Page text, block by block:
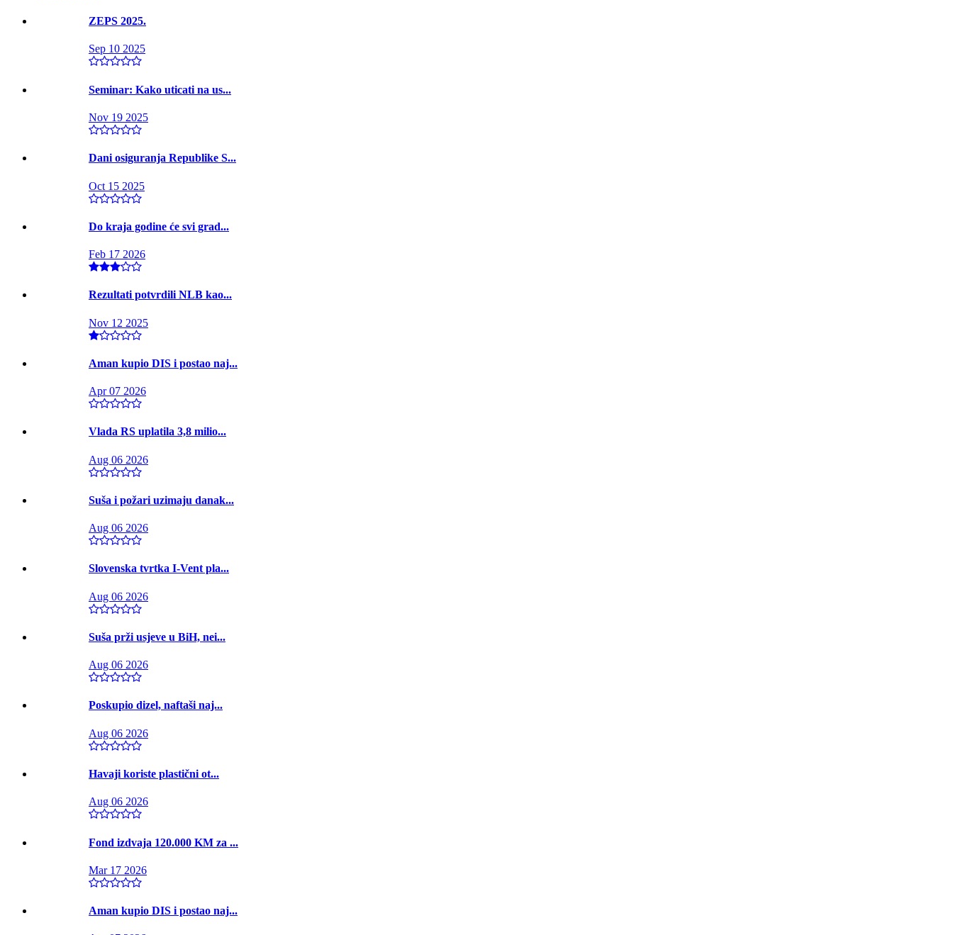
ZEPS 2025.
Sep 10 2025
Seminar: Kako uticati na us...
Nov 19 2025
Dani osiguranja Republike S...
Oct 15 2025
Do kraja godine će svi grad...
Feb 17 2026
Rezultati potvrdili NLB kao...
Nov 12 2025
Aman kupio DIS i postao naj...
Apr 07 2026
Vlada RS uplatila 3,8 milio...
Aug 06 2026
Suša i požari uzimaju danak...
Aug 06 2026
Slovenska tvrtka I-Vent pla...
Aug 06 2026
Suša prži usjeve u BiH, nei...
Aug 06 2026
Poskupio dizel, naftaši naj...
Aug 06 2026
Havaji koriste plastični ot...
Aug 06 2026
Fond izdvaja 120.000 KM za ...
Mar 17 2026
Aman kupio DIS i postao naj...